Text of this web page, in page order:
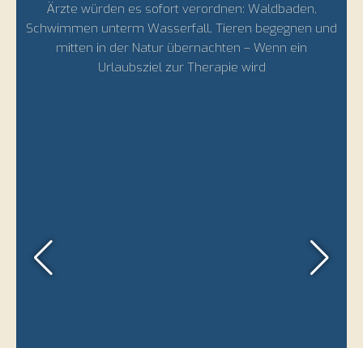
Ärzte würden es sofort verordnen: Waldbaden,
Schwimmen unterm Wasserfall, Tieren begegnen und
mitten in der Natur übernachten – Wenn ein
Urlaubsziel zur Therapie wird